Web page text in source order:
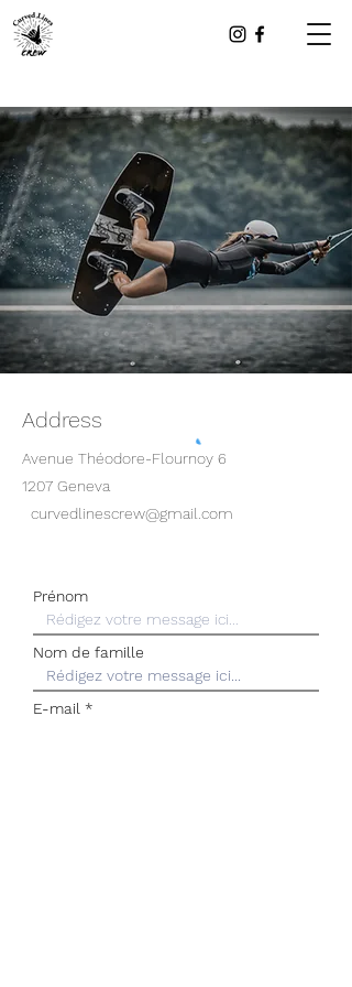
Address
Avenue Théodore-Flournoy 6
1207 Geneva
curvedlinescrew@gmail.com
Prénom
Nom de famille
E-mail